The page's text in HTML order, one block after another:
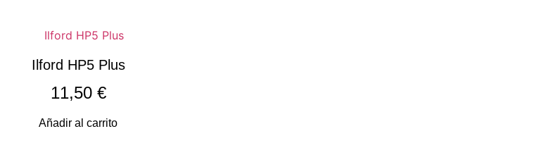
Ilford HP5 Plus
11,50 €
Añadir al carrito